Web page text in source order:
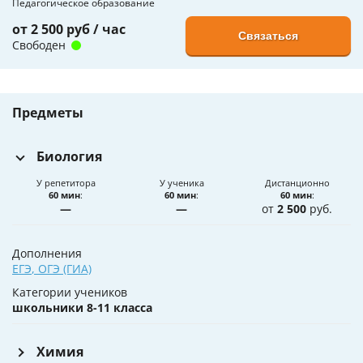
Педагогическое образование
от 2 500 руб / час
Свободен
Связаться
Предметы
Биология
У репетитора
60 мин:
—
У ученика
60 мин:
—
Дистанционно
60 мин:
от2 500 руб.
Дополнения
ЕГЭ, ОГЭ (ГИА)
Категории учеников
школьники 8-11 класса
Химия